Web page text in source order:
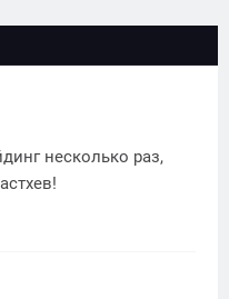
несколько раз,